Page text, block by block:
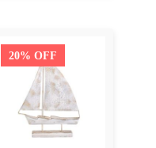
20% OFF